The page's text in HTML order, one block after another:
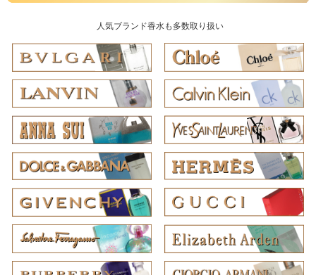
人気ブランド香水も多数取り扱い